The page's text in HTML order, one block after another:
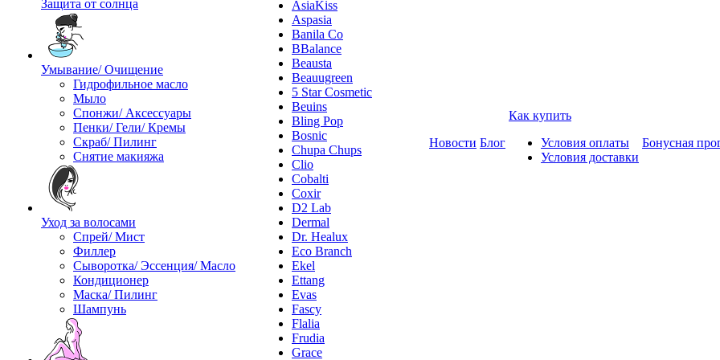
Защита от солнца
Умывание/ Очищение
Гидрофильное масло
Мыло
Спонжи/ Аксессуары
Пенки/ Гели/ Кремы
Скраб/ Пилинг
Снятие макияжа
Уход за волосами
Спрей/ Мист
Филлер
Сыворотка/ Эссенция/ Масло
Кондиционер
Маска/ Пилинг
Шампунь
AsiaKiss
Aspasia
Banila Co
BBalance
Beausta
Beauugreen
5 Star Cosmetic
Beuins
Bling Pop
Bosnic
Chupa Chups
Clio
Cobalti
Coxir
D2 Lab
Dermal
Dr. Healux
Eco Branch
Ekel
Ettang
Evas
Fascy
Flalia
Frudia
Grace
Новости Блог
Как купить
Условия оплаты
Условия доставки
Бонусная